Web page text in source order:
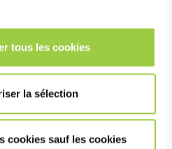
tous les cookies
la sélection
cookies sauf les cookies